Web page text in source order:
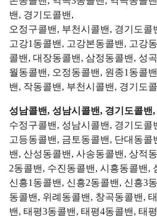
밴, 경기도콜밴,
오정구콜밴, 부천시콜밴, 경기도콜
고강1동콜밴, 고강본동콜밴, 고강
콜밴, 대장동콜밴, 삼정동콜밴, 성
월동콜밴, 오정동콜밴, 원종1동콜
밴, 작동콜밴, 부천시콜밴, 경기도
성남콜밴, 성남시콜밴, 경기도콜밴
수정구콜밴, 성남시콜밴, 경기도콜
고등동콜밴, 금토동콜밴, 단대동콜
밴, 산성동콜밴, 사송동콜밴, 상적
2동콜밴, 수진동콜밴, 시흥동콜밴,
신흥1동콜밴, 신흥2동콜밴, 신흥3
동콜밴, 위례동콜밴, 창곡동콜밴,
밴, 태평3동콜밴, 태평4동콜밴, 태